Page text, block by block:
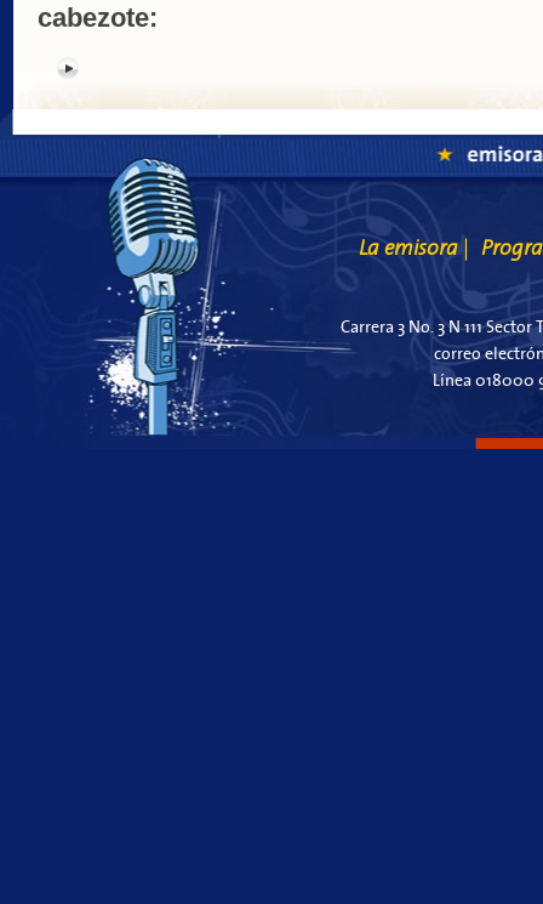
cabezote:
La emisora
Carrera 3 No. 3 N 111
correo
Línea 018000